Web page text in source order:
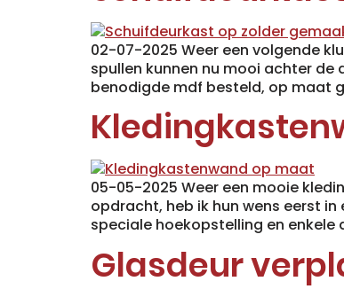
02-07-2025 Weer een volgende
spullen kunnen nu mooi achter
benodigde mdf besteld, op maat
05-05-2025 Weer een mooie
opdracht, heb ik hun wens eerst
speciale hoekopstelling en
Glasdeur